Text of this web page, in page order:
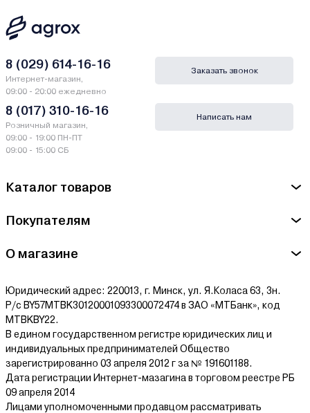
Каталог товаров
Покупателям
О магазине
Юридический адрес: 220013, г. Минск, ул. Я.Коласа 63, 3н.
Р/с BY57MTBK30120001093300072474 в ЗАО «МТБанк», код
MTBKBY22.
В едином государственном регистре юридических лиц и
индивидуальных предпринимателей Общество
зарегистрированно 03 апреля 2012 г за № 191601188.
Дата регистрации Интернет-мазагина в торговом реестре РБ
09 апреля 2014
Лицами уполномоченными продавцом рассматривать
8 (029) 614-16-16
Интернет-магазин,
09:00 - 20:00 ежедневно
8 (017) 310-16-16
Розничный магазин,
09:00 - 19:00 ПН-ПТ
09:00 - 15:00 СБ
Заказать звонок
Написать нам